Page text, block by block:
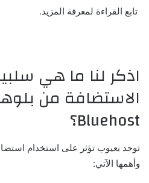
تابع القراءة لمعرفة المزيد.
اذكر لنا ما هي
الاستضافة من
Bluehost؟
وأهمها الآتي: